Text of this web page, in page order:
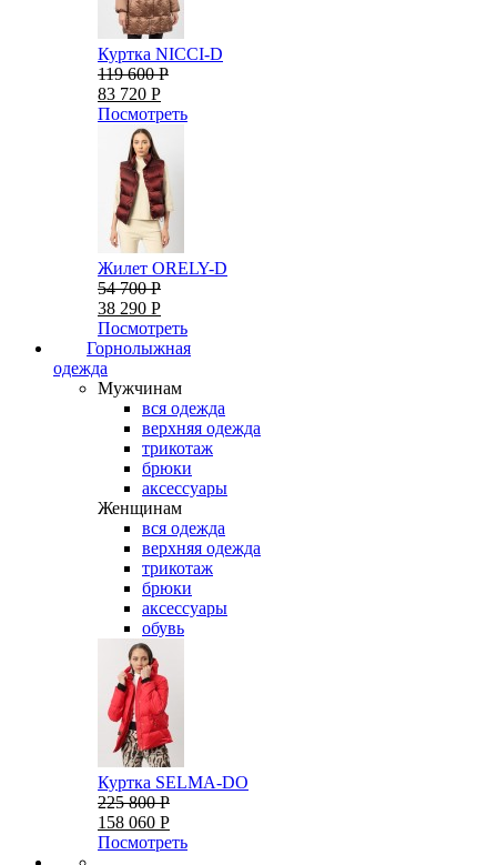
Куртка NICCI-D
119 600 Р
83 720 Р
Посмотреть
Жилет ORELY-D
54 700 Р
38 290 Р
Посмотреть
Горнолыжная
одежда
Мужчинам
вся одежда
верхняя одежда
трикотаж
брюки
аксессуары
Женщинам
вся одежда
верхняя одежда
трикотаж
брюки
аксессуары
обувь
Куртка SELMA-DO
225 800 Р
158 060 Р
Посмотреть